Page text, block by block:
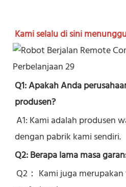
Kami selalu di sini
Q1: Apakah Anda
produsen?
A1: Kami adalah produsen
dengan pabrik kami sendiri.
Q2: Berapa lama masa
Q2： Kami juga